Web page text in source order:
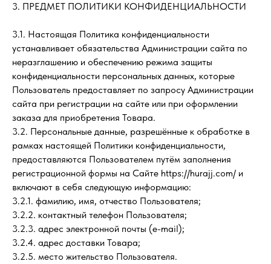
3. ПРЕДМЕТ ПОЛИТИКИ КОНФИДЕНЦИАЛЬНОСТИ
3.1. Настоящая Политика конфиденциальности
устанавливает обязательства Администрации сайта по
неразглашению и обеспечению режима защиты
конфиденциальности персональных данных, которые
Пользователь предоставляет по запросу Администрации
сайта при регистрации на сайте или при оформлении
заказа для приобретения Товара.
3.2. Персональные данные, разрешённые к обработке в
рамках настоящей Политики конфиденциальности,
предоставляются Пользователем путём заполнения
регистрационной формы на Сайте https://hurajj.com/ и
включают в себя следующую информацию:
3.2.1. фамилию, имя, отчество Пользователя;
3.2.2. контактный телефон Пользователя;
3.2.3. адрес электронной почты (e-mail);
3.2.4. адрес доставки Товара;
3.2.5. место жительство Пользователя.